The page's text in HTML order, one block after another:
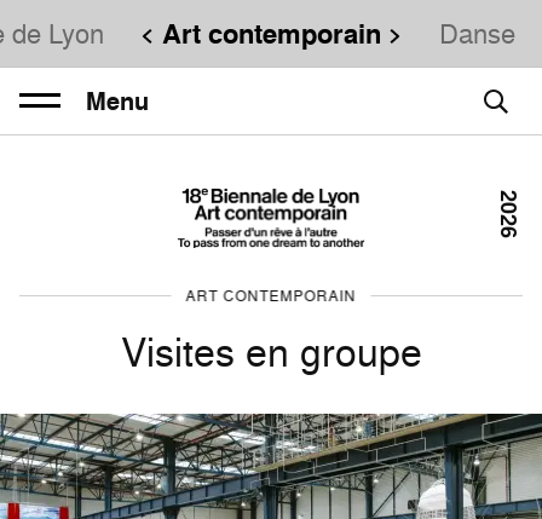
de Lyon Art contemporain Danse
Menu
ART CONTEMPORAIN
Visites en groupe
2026